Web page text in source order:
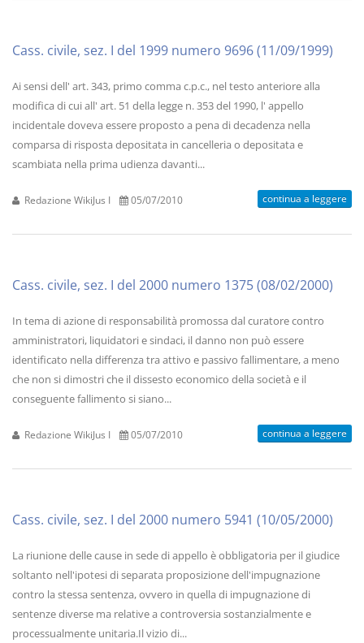
Cass. civile, sez. I del 1999 numero 9696 (11/09/1999)
Ai sensi dell' art. 343, primo comma c.p.c., nel testo anteriore alla
modifica di cui all' art. 51 della legge n. 353 del 1990, l' appello
incidentale doveva essere proposto a pena di decadenza nella
comparsa di risposta depositata in cancelleria o depositata e
scambiata nella prima udienza davanti...
Redazione WikiJus I 05/07/2010 continua a leggere
Cass. civile, sez. I del 2000 numero 1375 (08/02/2000)
In tema di azione di responsabilità promossa dal curatore contro
amministratori, liquidatori e sindaci, il danno non può essere
identificato nella differenza tra attivo e passivo fallimentare, a meno
che non si dimostri che il dissesto economico della società e il
conseguente fallimento si siano...
Redazione WikiJus I 05/07/2010 continua a leggere
Cass. civile, sez. I del 2000 numero 5941 (10/05/2000)
La riunione delle cause in sede di appello è obbligatoria per il giudice
soltanto nell'ipotesi di separata proposizione dell'impugnazione
contro la stessa sentenza, ovvero in quella di impugnazione di
sentenze diverse ma relative a controversia sostanzialmente e
processualmente unitaria.Il vizio di...